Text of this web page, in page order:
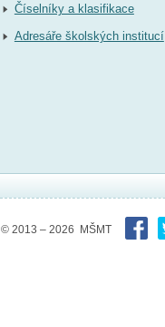
Číselníky a klasifikace
Adresáře školských institucí
© 2013 – 2026 MŠMT